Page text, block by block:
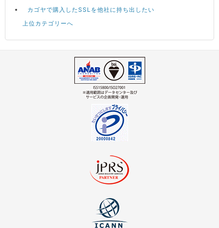
カゴヤで購入したSSLを他社に持ち出したい
上位カテゴリーへ